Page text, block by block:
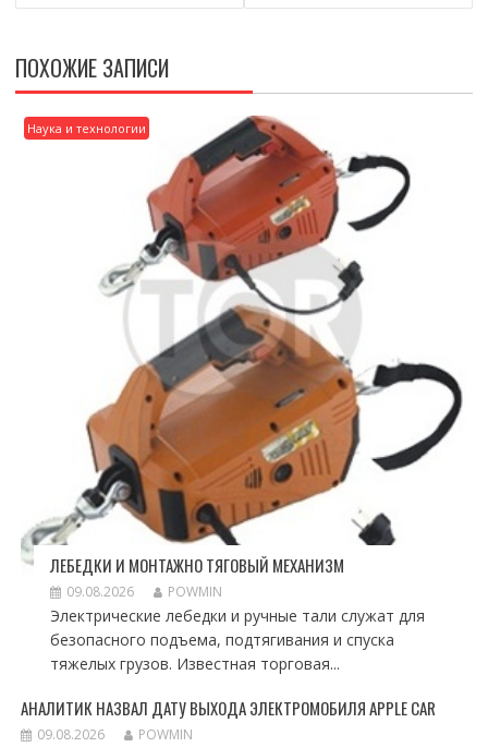
ПОХОЖИЕ ЗАПИСИ
Наука и технологии
ЛЕБЕДКИ И МОНТАЖНО ТЯГОВЫЙ МЕХАНИЗМ
09.08.2026 POWMIN
Электрические лебедки и ручные тали служат для
безопасного подъема, подтягивания и спуска
тяжелых грузов. Известная торговая...
АНАЛИТИК НАЗВАЛ ДАТУ ВЫХОДА ЭЛЕКТРОМОБИЛЯ APPLE CAR
09.08.2026 POWMIN